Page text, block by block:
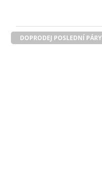
DOPRODEJ POSLEDNÍ PÁRY